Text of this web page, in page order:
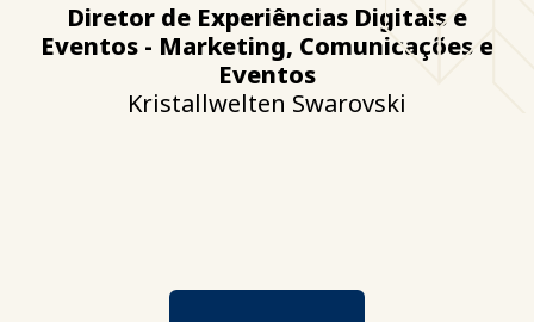
Diretor de Experiências Digitais e
Eventos - Marketing, Comunicações e
Eventos
Kristallwelten Swarovski